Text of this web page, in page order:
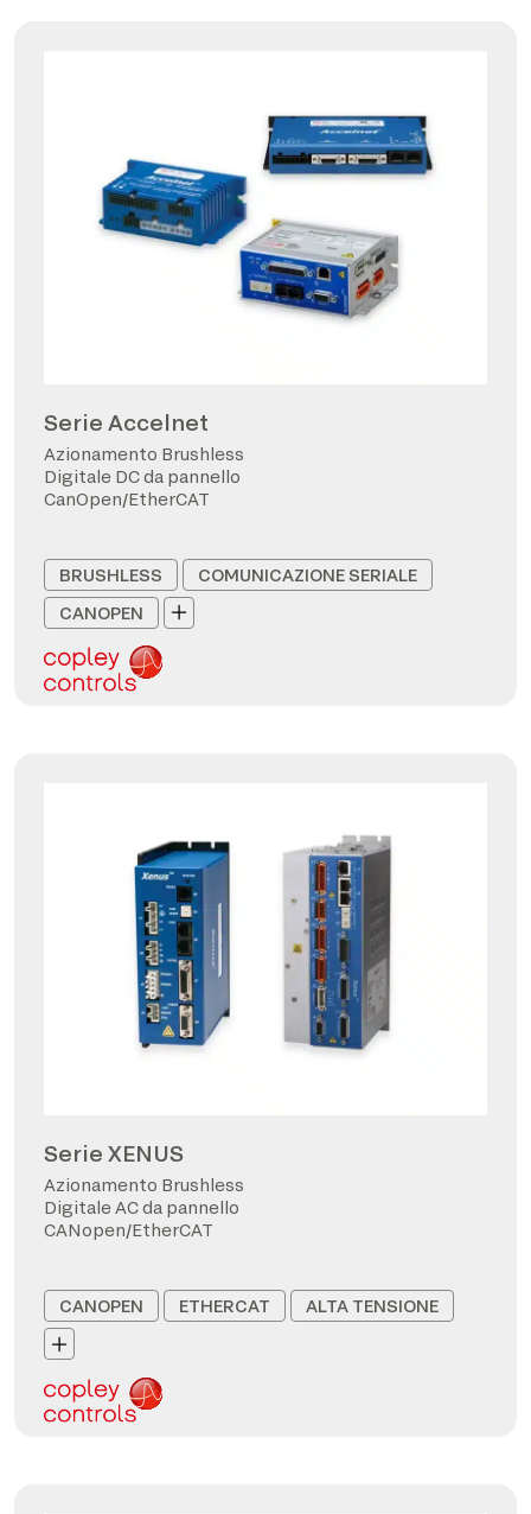
Serie Accelnet
Azionamento Brushless
Digitale DC da pannello
CanOpen/EtherCAT
BRUSHLESS
COMUNICAZIONE SERIALE
CANOPEN
Serie XENUS
Azionamento Brushless
Digitale AC da pannello
CANopen/EtherCAT
CANOPEN ETHERCAT ALTA TENSIONE